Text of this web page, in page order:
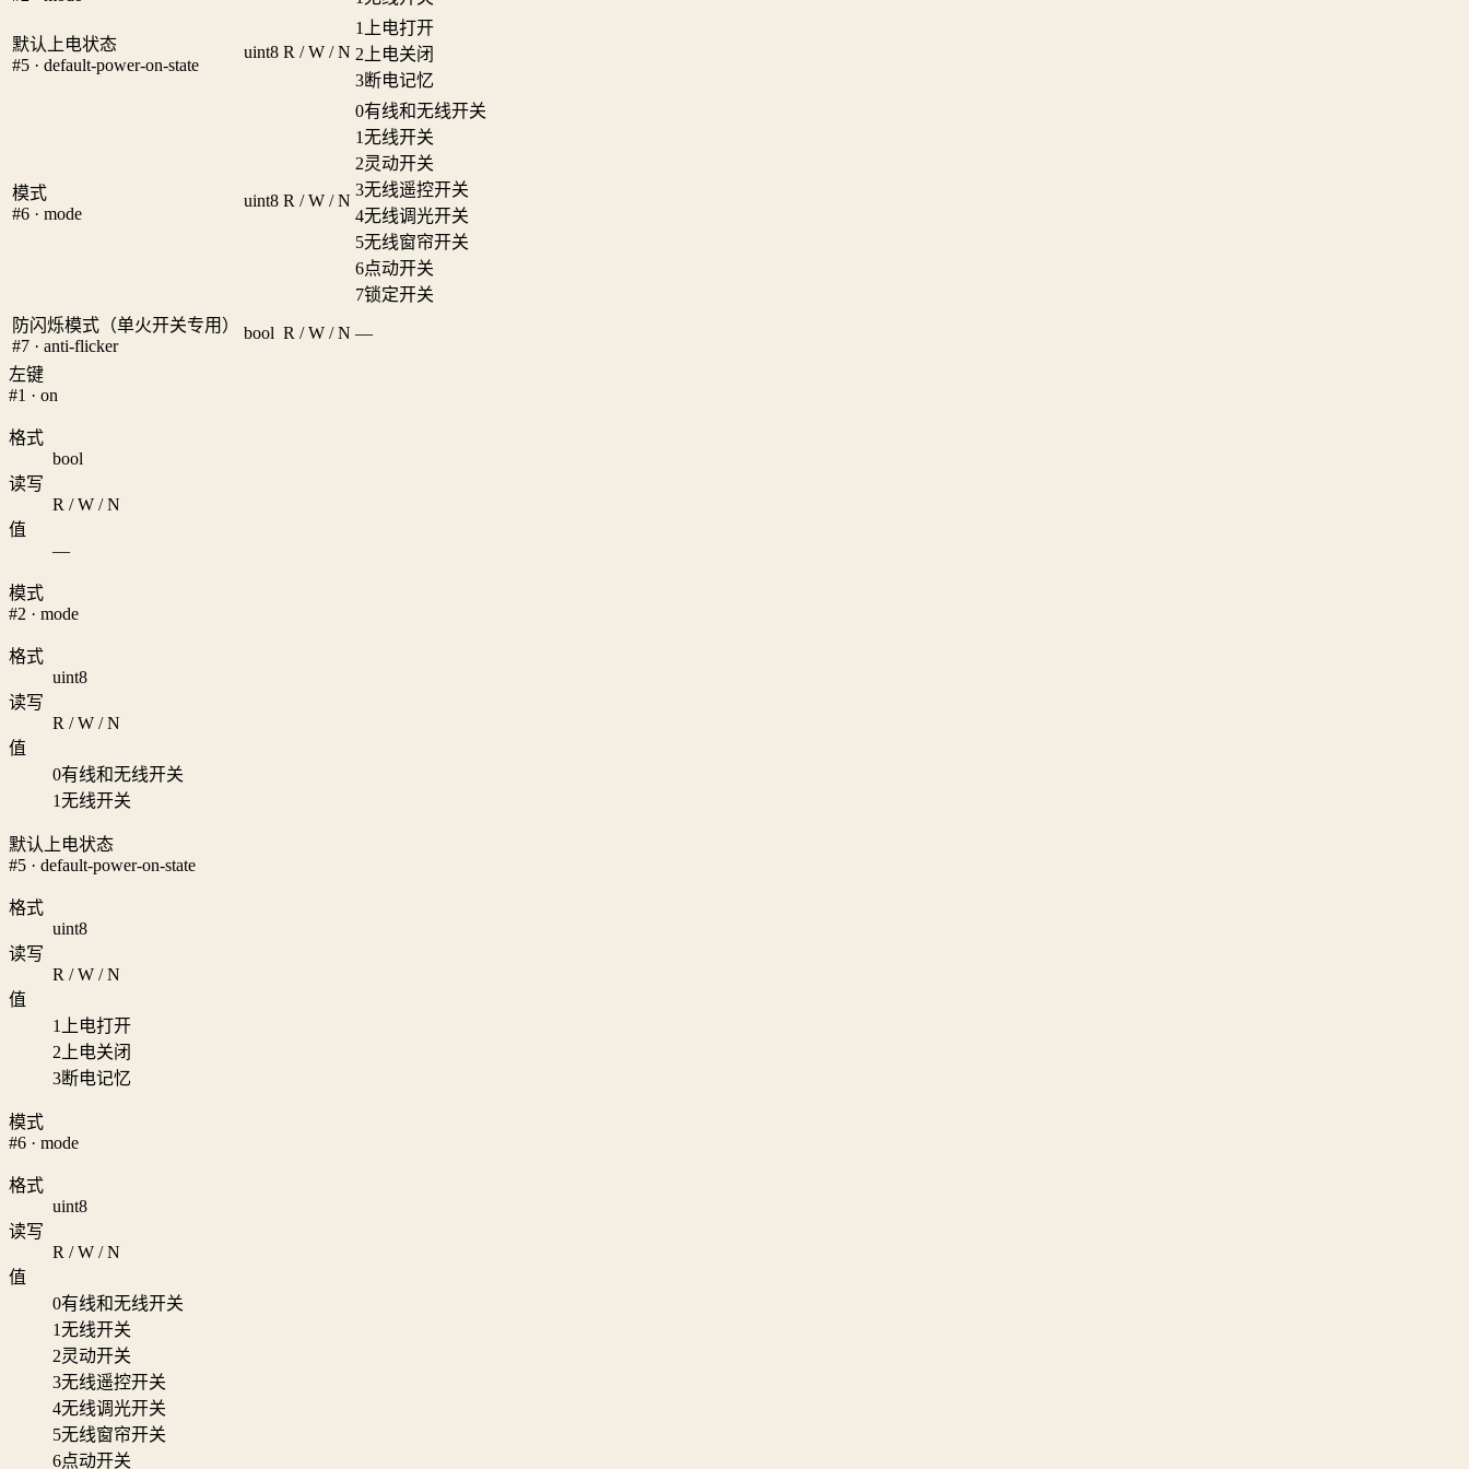
默认上电状态
#5 · default-power-on-state
uint8 R / W / N
1
上电打开
2 上电关闭
3断电记忆
模式
#6 · mode
uint8 R / W / N
0有线和无线开关
1无线开关
2灵动开关
3无线遥控开关
4无线调光开关
5无线窗帘开关
6点动开关
7锁定开关
防闪烁模式（单火开关专用）
#7 · anti-flicker
bool R / W / N —
左键
#1 · on
格式
bool
读写
R / W / N
值
—
模式
#2 · mode
格式
uint8
读写
R / W / N
值
0有线和无线开关
1无线开关
默认上电状态
#5 · default-power-on-state
格式
uint8
读写
R / W / N
值
1
上电打开
2 上电关闭
3断电记忆
模式
#6 · mode
格式
uint8
读写
R / W / N
值
0有线和无线开关
1无线开关
2灵动开关
3无线遥控开关
4无线调光开关
5无线窗帘开关
6点动开关